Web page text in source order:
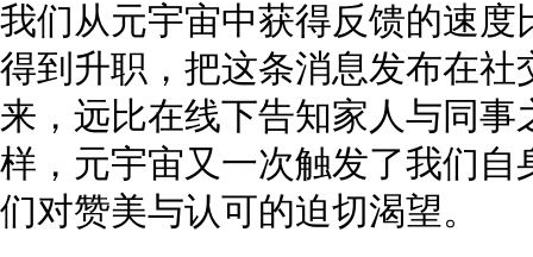
我们从元宇宙中获得反馈的速
得到升职，把这条消息发布在
来，远比在线下告知家人与同
样，元宇宙又一次触发了我们
们对赞美与认可的迫切渴望。